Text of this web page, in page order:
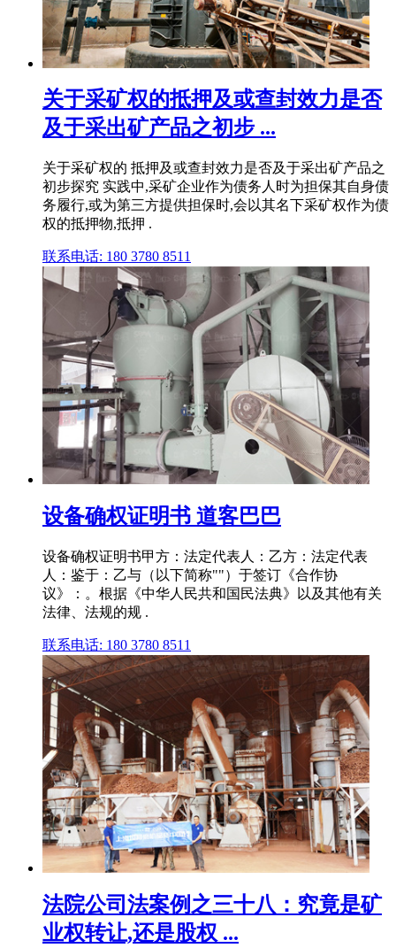
关于采矿权的抵押及或查封效力是否
及于采出矿产品之初步 ...
关于采矿权的 抵押及或查封效力是否及于采出矿产品之
初步探究 实践中,采矿企业作为债务人时为担保其自身债
务履行,或为第三方提供担保时,会以其名下采矿权作为债
权的抵押物,抵押 .
联系电话: 180 3780 8511
设备确权证明书 道客巴巴
设备确权证明书甲方：法定代表人：乙方：法定代表
人：鉴于：乙与（以下简称""）于签订《合作协
议》：。根据《中华人民共和国民法典》以及其他有关
法律、法规的规 .
联系电话: 180 3780 8511
法院公司法案例之三十八：究竟是矿
业权转让,还是股权 ...